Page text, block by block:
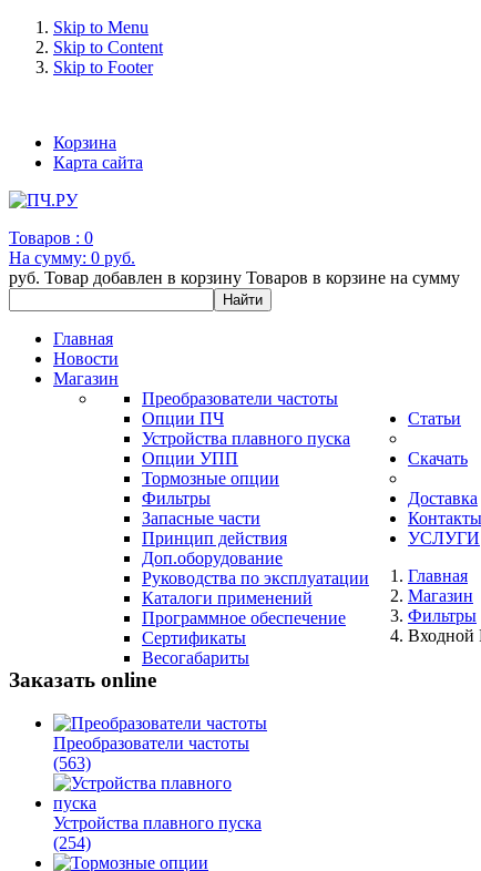
Skip to Menu
Skip to Content
Skip to Footer
Корзина
Карта сайта
Товаров : 0
На сумму: 0 руб.
руб. Товар добавлен в корзину Товаров в корзине на сумму
Главная
Новости
Магазин
Преобразователи частоты
Опции ПЧ
Устройства плавного пуска
Опции УПП
Тормозные опции
Фильтры
Запасные части
Статьи
Принцип действия
Доп.оборудование
Скачать
Руководства по эксплуатации
Каталоги применений
Программное обеспечение
Сертификаты
Весогабариты
Доставка
Контакты
УСЛУГИ
Главная
Магазин
Фильтры
Входной
Заказать online
Преобразователи частоты
(563)
Устройства плавного пуска
(254)